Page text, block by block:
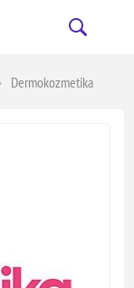
Dermokozmetika